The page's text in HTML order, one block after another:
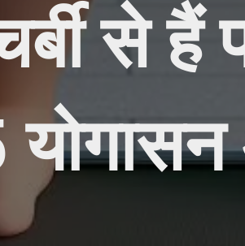
से हैं